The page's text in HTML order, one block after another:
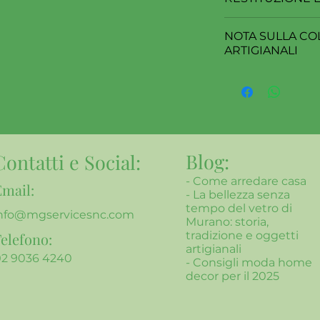
data di consegna.
NOTA SULLA
ARTIGIANALI
artigianalmente,
e Social:
9036 4240
Blog:
- Come arredare casa
- La bellezza senza
tempo del vetro di
Murano: storia,
tradizione e oggetti
artigianali
- Consigli moda home
decor per il 2025